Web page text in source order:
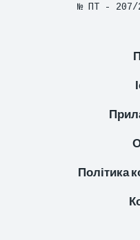
№ ПТ - 207/
Політика